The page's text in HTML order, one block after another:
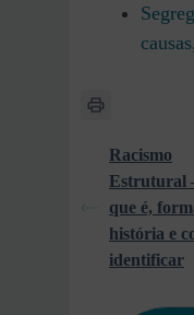
Racismo
Estrutural
que é,
história e
identificar